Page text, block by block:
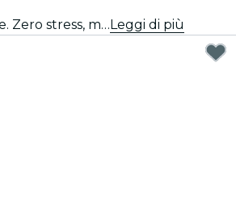
Fare il regalo perfetto è più semplice di quanto pensi. Scegli la carta regalo, seleziona l'importo e regala un momento indimenticabile. Zero stress, massima flessibilità, successo garantito.Leggi di più